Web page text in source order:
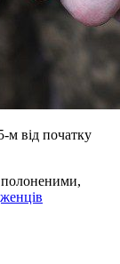
м від початку
полоненими,